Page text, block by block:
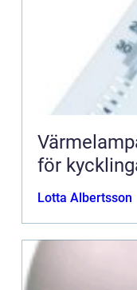
Värmelampa höns
för
Lotta Albertsson